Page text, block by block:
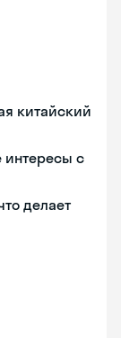
китайский
интересы с
делает